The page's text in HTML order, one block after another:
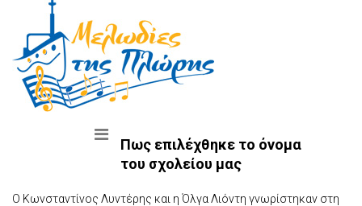
Πως επιλέχθηκε το όνομα
του σχολείου μας
Ο Κωνσταντίνος Λυντέρης και η Όλγα Λιόντη γνωρίστηκαν στη